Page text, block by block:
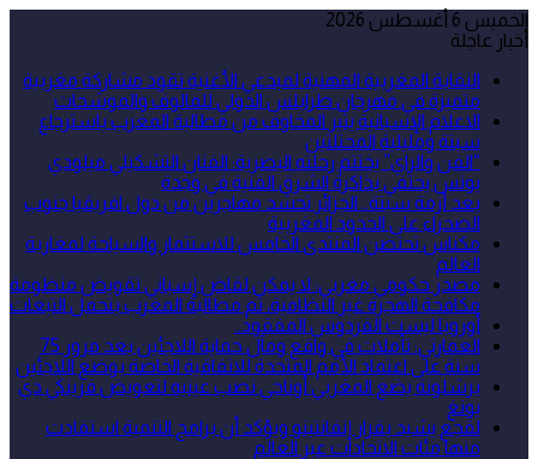
الخميس 6 أغسطس 2026
أخبار عاجلة
النقابة المغربية المهنية لمبدعي الأغنية تقود مشاركة مغربية
متميزة في مهرجان طرابلس الدولي للمالوف والموشحات
الاعلام الإسبانية يثير المخاوف من مطالبة المغرب باسترجاع
سبتة ومليلية المحتلتين
“الفن والراي” يختتم رحلته البصرية: الفنان التشكيلي ميلودي
يونس يحتفي بذاكرة الشرق الفنية في وجدة
بعد أزمة سبتة.. الجزائر تحشد مهاجرين من دول افريقيا جنوب
الصحراء على الحدود المغربية
مكناس تحتضن المنتدى الخامس للاستثمار والسياحة لمغاربة
العالم
مصدر حكومي مغربي: لا يمكن لقاض إسباني تقويض منظومة
مكافحة الهجرة غير النظامية، ثم مطالبة المغرب بتحمل التبعات
أوروبا ليست الفردوس المفقود..
العمارتي: تأملات في واقع ومآل حماية اللاجئين بعد مرور 75
سنة على اعتماد الأمم المتحدة للاتفاقية الخاصة بوضع اللاجئين
برشلونة يضع المغربي أوناحي نصب عينيه لتعويض فرينكي دي
يونغ
لقجع يشيد بقرار إنفانتينو ويؤكد أن برامج التنمية استفادت
منها مئات الاتحادات عبر العالم